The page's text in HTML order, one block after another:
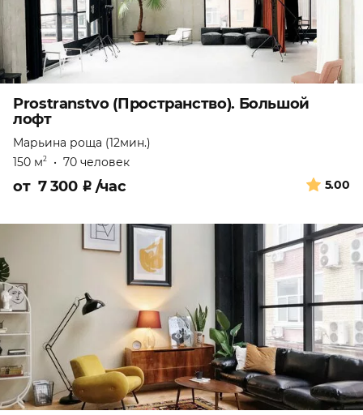
Prostranstvo (Пространство). Большой
лофт
Марьина роща (12мин.)
150 м2 • 70 человек
5.00
от 7 300 ₽ /час